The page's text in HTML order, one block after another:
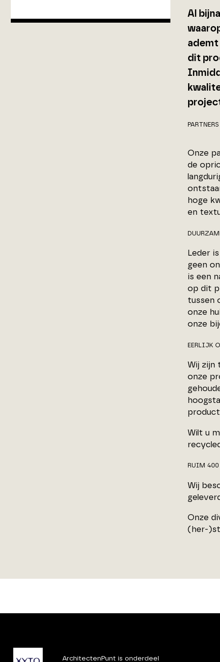
Al
ademt
dit
PARTNERS
Onze
de
hoge
en
Leder
geen
is een
op dit
tussen
onze
onze
EERLIJK
Wij zijn
onze
Wilt u
RUIM 400
Wij
Onze
(her-
ArchitectenPunt is onderdeel